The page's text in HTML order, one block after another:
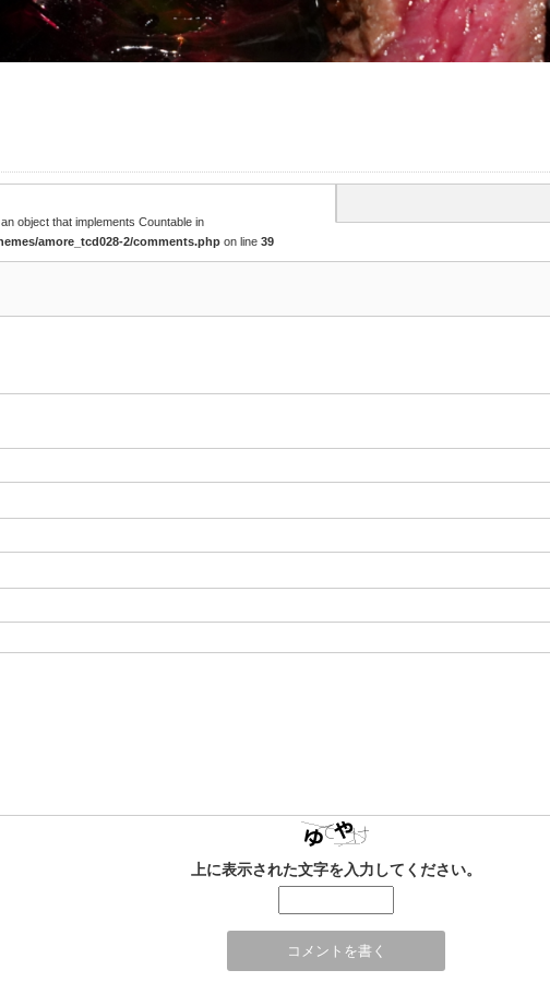
object that implements Countable in
amore_tcd028-2/comments.php on line 39
上に表示された文字を入力してください。